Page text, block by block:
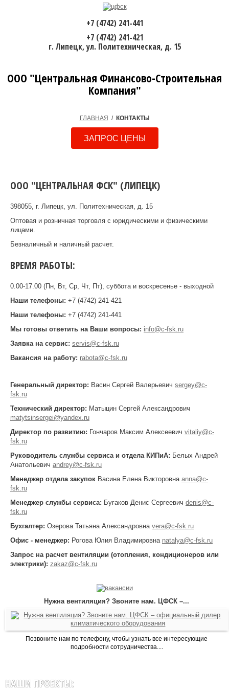
ООО "Центральная Финансово-Строительная
Компания"
+7 (4742) 241-441
+7 (4742) 241-421
г. Липецк, ул. Политехническая, д. 15
ГЛАВНАЯ / КОНТАКТЫ
ЗАПРОС ЦЕНЫ
ООО "ЦЕНТРАЛЬНАЯ ФСК" (ЛИПЕЦК)
398055, г. Липецк, ул. Политехническая, д. 15
Оптовая и розничная торговля с юридическими и физическими
лицами.
Безналичный и наличный расчет.
ВРЕМЯ РАБОТЫ:
0.00-17.00 (Пн, Вт, Ср, Чт, Пт), суббота и воскресенье - выходной
Наши телефоны: +7 (4742) 241-421
Наши телефоны: +7 (4742) 241-441
Мы готовы ответить на Ваши вопросы: info@c-fsk.ru
Заявка на сервис: servis@c-fsk.ru
Вакансия на работу: rabota@c-fsk.ru
Генеральный директор: Васин Сергей Валерьевич sergey@c-
fsk.ru
Технический директор: Матыцин Сергей Александрович
matytsinsergei@yandex.ru
Директор по развитию: Гончаров Максим Алексеевич vitaliy@c-
fsk.ru
Руководитель службы сервиса и отдела КИПиА: Белых Андрей
Анатольевич andrey@c-fsk.ru
Менеджер отдела закупок Васина Елена Викторовна anna@c-
fsk.ru
Менеджер службы сервиса: Бугаков Денис Сергеевич denis@c-
fsk.ru
Бухгалтер: Озерова Татьяна Александровна vera@c-fsk.ru
Офис - менеджер: Рогова Юлия Владимировна natalya@c-fsk.ru
Запрос на расчет вентиляции (отопления, кондиционеров или
электрики): zakaz@c-fsk.ru
Нужна вентиляция? Звоните нам. ЦФСК –...
Позвоните нам по телефону, чтобы узнать все интересующие
подробности сотрудничества....
НАШИ ПРОЕКТЫ: